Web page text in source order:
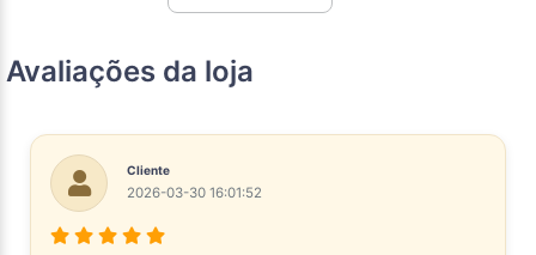
Avaliações da loja
Cliente
2026-03-30 16:01:52